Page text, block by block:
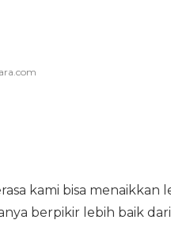
kami bisa menaikkan
berpikir lebih baik